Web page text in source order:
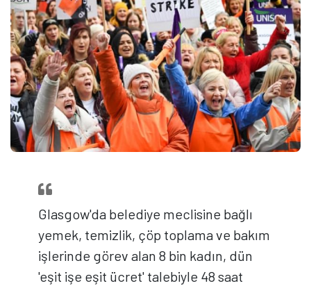
Glasgow'da belediye meclisine bağlı
yemek, temizlik, çöp toplama ve bakım
işlerinde görev alan 8 bin kadın, dün
'eşit işe eşit ücret' talebiyle 48 saat